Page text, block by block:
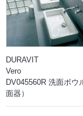
DURAVIT
Vero
DV045560R 洗面ボウ
面器）